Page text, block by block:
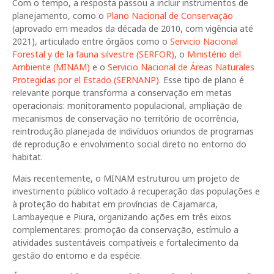
Com o tempo, a resposta passou a incluir instrumentos de
planejamento, como o Plano Nacional de Conservação
(aprovado em meados da década de 2010, com vigência até
2021), articulado entre órgãos como o Servicio Nacional
Forestal y de la fauna silvestre (SERFOR), o Ministério del
Ambiente (MINAM) e o Servicio Nacional de Áreas Naturales
Protegidas por el Estado (SERNANP). Esse tipo de plano é
relevante porque transforma a conservação em metas
operacionais: monitoramento populacional, ampliação de
mecanismos de conservação no território de ocorrência,
reintrodução planejada de indivíduos oriundos de programas
de reprodução e envolvimento social direto no entorno do
habitat.
Mais recentemente, o MINAM estruturou um projeto de
investimento público voltado à recuperação das populações e
à proteção do habitat em províncias de Cajamarca,
Lambayeque e Piura, organizando ações em três eixos
complementares: promoção da conservação, estímulo a
atividades sustentáveis compatíveis e fortalecimento da
gestão do entorno e da espécie.